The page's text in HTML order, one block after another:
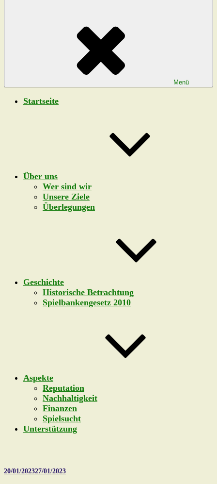
Menü
Startseite
Über uns
Wer sind wir
Unsere Ziele
Überlegungen
Geschichte
Historische Betrachtung
Spielbankengesetz 2010
Aspekte
Reputation
Nachhaltigkeit
Finanzen
Spielsucht
Unterstützung
Veröffentlicht
20/01/202327/01/2023